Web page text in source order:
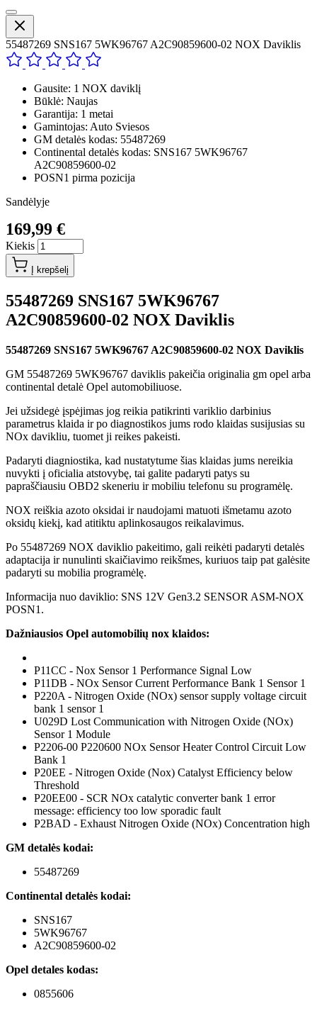
55487269 SNS167 5WK96767 A2C90859600-02 NOX Daviklis
Gausite: 1 NOX daviklį
Būklė: Naujas
Garantija: 1 metai
Gamintojas: Auto Sviesos
GM detalės kodas: 55487269
Continental detalės kodas: SNS167 5WK96767
A2C90859600-02
POSN1 pirma pozicija
Sandėlyje
169,99 €
Kiekis
Į krepšelį
55487269 SNS167 5WK96767
A2C90859600-02 NOX Daviklis
55487269 SNS167 5WK96767 A2C90859600-02 NOX Daviklis
GM 55487269 5WK96767 daviklis pakeičia originalia gm opel arba
continental detalė Opel automobiliuose.
Jei užsidegė įspėjimas jog reikia patikrinti variklio darbinius
parametrus klaida ir po diagnostikos jums rodo klaidas susijusias su
NOx davikliu, tuomet ji reikes pakeisti.
Padaryti diagniostika, kad nustatytume šias klaidas jums nereikia
nuvykti į oficialia atstovybę, tai galite padaryti patys su
papraščiausiu OBD2 skeneriu ir mobiliu telefonu su programėlę.
NOX reiškia azoto oksidai ir naudojami matuoti išmetamu azoto
oksidų kiekį, kad atitiktu aplinkosaugos reikalavimus.
Po 55487269 NOX daviklio pakeitimo, gali reikėti padaryti detalės
adaptacija ir nunulinti skaičiavimo reikšmes, kuriuos taip pat galėsite
padaryti su mobilia programėlę.
Informacija nuo daviklio: SNS 12V Gen3.2 SENSOR ASM-NOX
POSN1.
Dažniausios Opel automobilių nox klaidos:
P11CC - Nox Sensor 1 Performance Signal Low
P11DB - NOx Sensor Current Performance Bank 1 Sensor 1
P220A - Nitrogen Oxide (NOx) sensor supply voltage circuit
bank 1 sensor 1
U029D Lost Communication with Nitrogen Oxide (NOx)
Sensor 1 Module
P2206-00 P220600 NOx Sensor Heater Control Circuit Low
Bank 1
P20EE - Nitrogen Oxide (Nox) Catalyst Efficiency below
Threshold
P20EE00 - SCR NOx catalytic converter bank 1 error
message: efficiency too low sporadic fault
P2BAD - Exhaust Nitrogen Oxide (NOx) Concentration high
GM detalės kodai:
55487269
Continental detalės kodai:
SNS167
5WK96767
A2C90859600-02
Opel detales kodas:
0855606